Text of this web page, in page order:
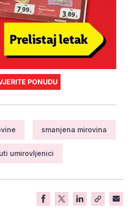
PONUDU
smanjena mirovina
umirovljenici